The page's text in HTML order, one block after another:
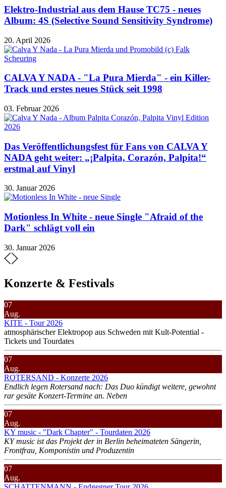
Elektro-Industrial aus dem Hause TC75 - neues
Album: 4S (Selective Sound Sensitivity Syndrome)
20. April 2026
CALVA Y NADA - "La Pura Mierda" - ein Killer-
Track und erstes neues Stück seit 1998
03. Februar 2026
Das Veröffentlichungsfest für Fans von CALVA Y
NADA geht weiter: „¡Palpita, Corazón, Palpita!“
erstmal auf Vinyl
30. Januar 2026
Motionless In White - neue Single "Afraid of the
Dark" schlägt voll ein
30. Januar 2026
Konzerte & Festivals
07
Aug.
KITE - Tour 2026
atmosphärischer Elektropop aus Schweden mit Kult-Potential -
Tickets und Tourdates
07
Aug.
ROTERSAND - Konzerte 2026
Endlich legen Rotersand nach: Das Duo kündigt weitere, gewohnt
rar gesäte Konzert-Termine an. Neben
07
Aug.
KY music - "Dark Chapter" - Tourdaten 2026
KY music ist das Projekt der in Berlin beheimateten Sängerin,
Frontfrau, Komponistin und Produzentin
07
Aug.